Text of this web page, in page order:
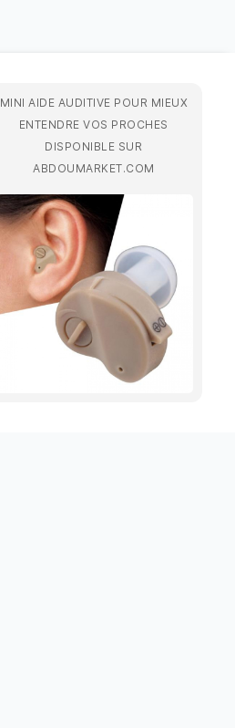
MINI AIDE AUDITIVE POUR MIEUX
ENTENDRE VOS PROCHES
DISPONIBLE SUR
ABDOUMARKET.COM